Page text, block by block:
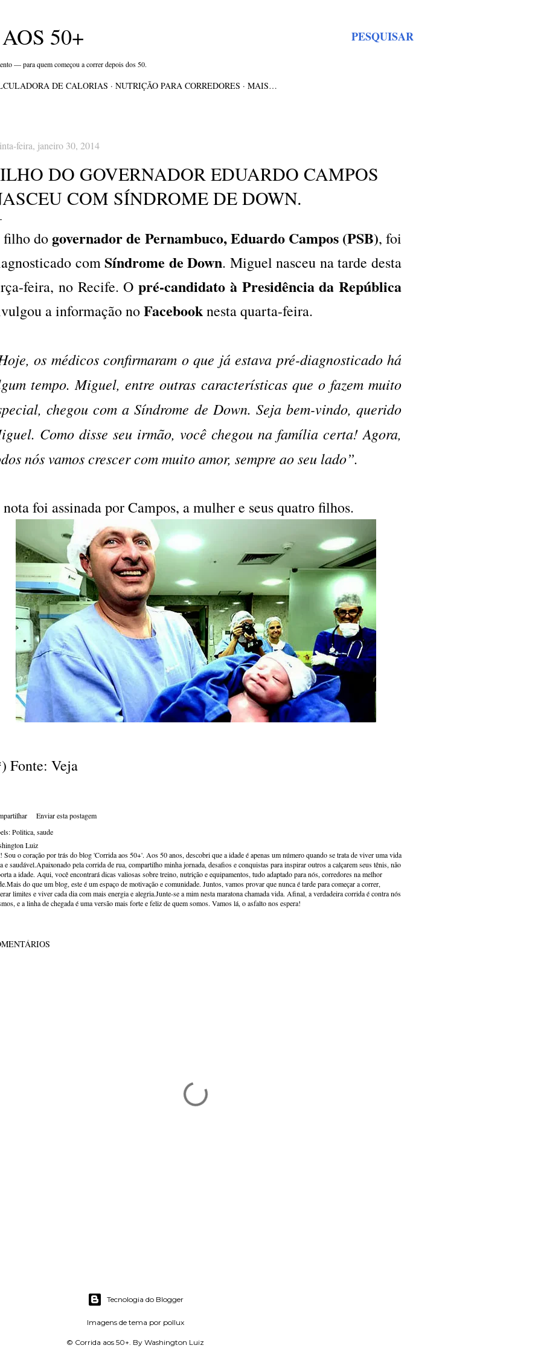
PESQUISAR
50+
— para quem começou a correr depois dos 50.
DE CALORIAS NUTRIÇÃO PARA CORREDORES MAIS…
feira, janeiro 30, 2014
DO GOVERNADOR EDUARDO CAMPOS
COM SÍNDROME DE DOWN.
filho do governador de Pernambuco, Eduardo Campos (PSB), foi
comSíndrome de Down. Miguel nasceu na tarde desta
feira, no Recife. O pré-candidato à Presidência da República
a informação noFacebooknesta quarta-feira.
os médicos confirmaram o que já estava pré-diagnosticado há
tempo. Miguel, entre outras características que o fazem muito
chegou com a Síndrome de Down. Seja bem-vindo, querido
Como disse seu irmão, você chegou na família certa! Agora,
nós vamos crescer com muito amor, sempre ao seu lado”.
foi assinada por Campos, a mulher e seus quatro filhos.
Fonte: Veja
Enviar esta postagem
Politica saude
Luiz
Sou o coração por trás do blog 'Corrida aos 50+'. Aos 50 anos, descobri que a idade é apenas um número quando se trata de viver uma vida
e saudável.Apaixonado pela corrida de rua, compartilho minha jornada, desafios e conquistas para inspirar outros a calçarem seus tênis, não
a idade. Aqui, você encontrará dicas valiosas sobre treino, nutrição e equipamentos, tudo adaptado para nós, corredores na melhor
do que um blog, este é um espaço de motivação e comunidade. Juntos, vamos provar que nunca é tarde para começar a correr,
limites e viver cada dia com mais energia e alegria.Junte-se a mim nesta maratona chamada vida. Afinal, a verdadeira corrida é contra nós
e a linha de chegada é uma versão mais forte e feliz de quem somos. Vamos lá, o asfalto nos espera!
Tecnologia do Blogger
Imagens de tema por pollux
© Corrida aos 50+. By Washington Luiz